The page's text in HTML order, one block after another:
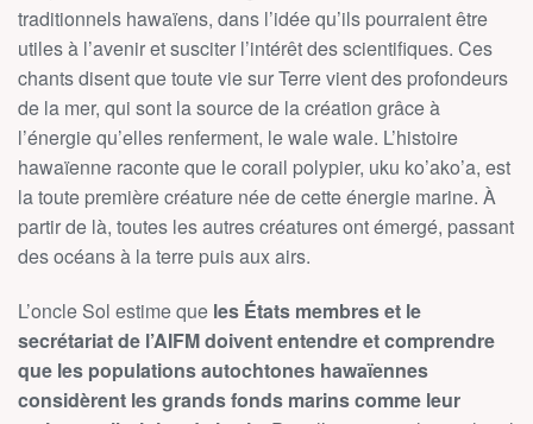
traditionnels hawaïens, dans l’idée qu’ils pourraient être
utiles à l’avenir et susciter l’intérêt des scientifiques. Ces
chants disent que toute vie sur Terre vient des profondeurs
de la mer, qui sont la source de la création grâce à
l’énergie qu’elles renferment, le wale wale. L’histoire
hawaïenne raconte que le corail polypier, uku ko’ako’a, est
la toute première créature née de cette énergie marine. À
partir de là, toutes les autres créatures ont émergé, passant
des océans à la terre puis aux airs.
L’oncle Sol estime que les États membres et le
secrétariat de l’AIFM doivent entendre et comprendre
que les populations autochtones hawaïennes
considèrent les grands fonds marins comme leur